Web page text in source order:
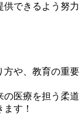
供できるよう努力
方や、教育の重要
の医療を担う柔道
す！